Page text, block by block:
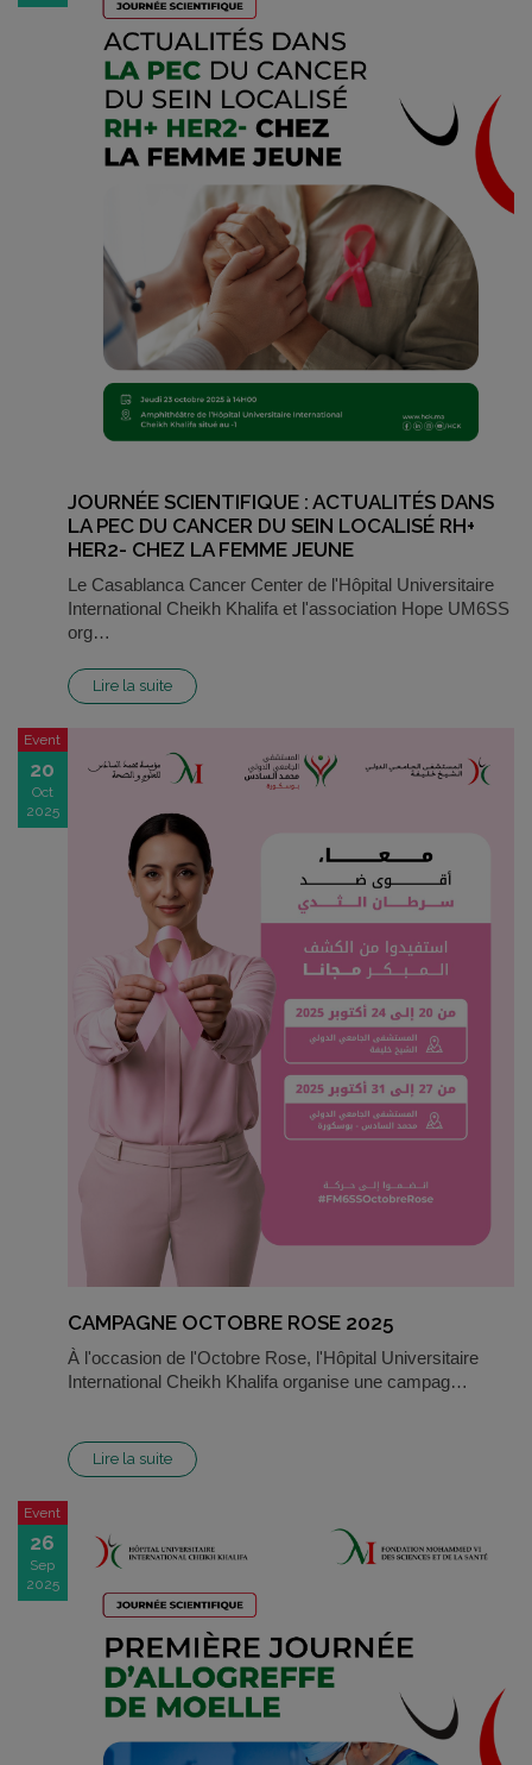
JOURNÉE SCIENTIFIQUE : ACTUALITÉS DANS
LA PEC DU CANCER DU SEIN LOCALISÉ RH+
HER2- CHEZ LA FEMME JEUNE
Le Casablanca Cancer Center de l'Hôpital Universitaire
International Cheikh Khalifa et l'association Hope UM6SS
org…
Lire la suite
Event
20
Oct
2025
CAMPAGNE OCTOBRE ROSE 2025
À l'occasion de l'Octobre Rose, l'Hôpital Universitaire
International Cheikh Khalifa organise une campag…
Lire la suite
Event
26
Sep
2025